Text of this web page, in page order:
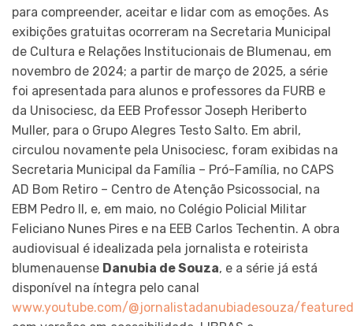
para compreender, aceitar e lidar com as emoções. As
exibições gratuitas ocorreram na Secretaria Municipal
de Cultura e Relações Institucionais de Blumenau, em
novembro de 2024; a partir de março de 2025, a série
foi apresentada para alunos e professores da FURB e
da Unisociesc, da EEB Professor Joseph Heriberto
Muller, para o Grupo Alegres Testo Salto. Em abril,
circulou novamente pela Unisociesc, foram exibidas na
Secretaria Municipal da Família – Pró-Família, no CAPS
AD Bom Retiro – Centro de Atenção Psicossocial, na
EBM Pedro II, e, em maio, no Colégio Policial Militar
Feliciano Nunes Pires e na EEB Carlos Techentin. A obra
audiovisual é idealizada pela jornalista e roteirista
blumenauense Danubia de Souza, e a série já está
disponível na íntegra pelo canal
www.youtube.com/@jornalistadanubiadesouza/featured